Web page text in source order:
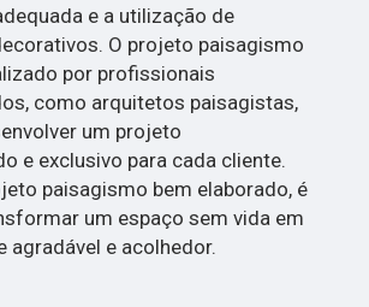
e a utilização de
O projeto paisagismo
por profissionais
como arquitetos paisagistas,
um projeto
e exclusivo para cada cliente.
paisagismo bem elaborado, é
um espaço sem vida em
agradável e acolhedor.